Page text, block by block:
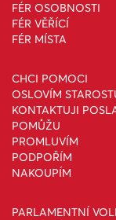
FÉR OSOBNOSTI
FÉR VĚŘÍCÍ
FÉR MÍSTA
CHCI POMOCI
OSLOVÍM
KONTAKTUJI
POMŮŽU
PROMLUVÍM
PODPOŘÍM
NAKOUPÍM
PARLAMENTNÍ